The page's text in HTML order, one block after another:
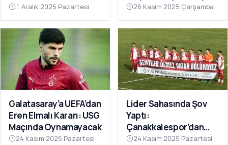
1 Aralık 2025 Pazartesi
“50 Bin Türk’ü
Susturdular”
26 Kasım 2025 Çarşamba
Galatasaray’a UEFA’dan
Eren Elmalı Kararı: USG
Maçında Oynamayacak
24 Kasım 2025 Pazartesi
Lider Sahasında Şov
Yaptı:
Çanakkalespor’dan
Farklı Galibiyet
24 Kasım 2025 Pazartesi